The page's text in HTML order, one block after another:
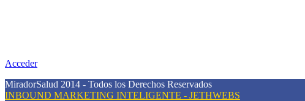
Acceder
MiradorSalud 2014 - Todos los Derechos Reservados
INBOUND MARKETING INTELIGENTE - JETHWEBS